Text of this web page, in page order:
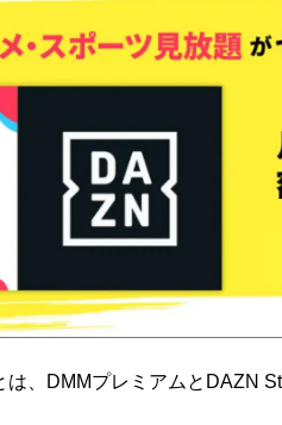
は、DMMプレミアムとDAZN